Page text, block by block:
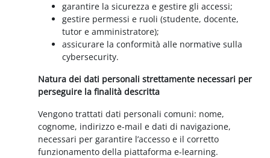
garantire la sicurezza e gestire gli accessi;
gestire permessi e ruoli (studente, docente,
tutor e amministratore);
assicurare la conformità alle normative sulla
cybersecurity.
Natura dei dati personali strettamente necessari per
perseguire la finalità descritta
Vengono trattati dati personali comuni: nome,
cognome, indirizzo e-mail e dati di navigazione,
necessari per garantire l’accesso e il corretto
funzionamento della piattaforma e-learning.